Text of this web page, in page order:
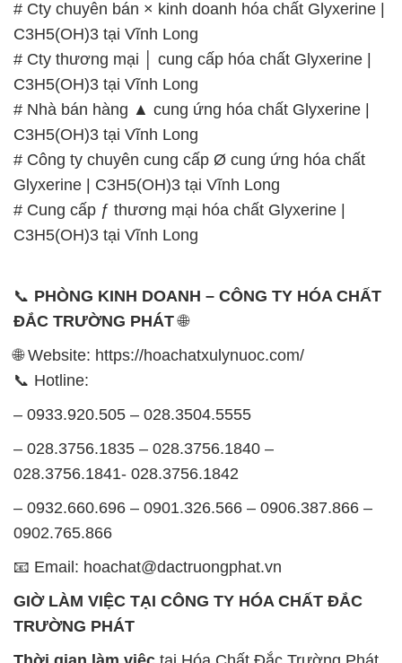
C3H5(OH)3 tại Vĩnh Long
📞PHÒNG KINH DOANH – CÔNG TY HÓA CHẤT
ĐẮC TRƯỜNG PHÁT
🌐 Website: https://hoachatxulynuoc.com/
📞 Hotline:
– 0933.920.505 – 028.3504.5555
– 028.3756.1835 – 028.3756.1840 –
– 0932.660.696 – 0901.326.566 – 0906.387.866 –
0902.765.866
📧 Email: hoachat@dactruongphat.vn
GIỜ LÀM VIỆC TẠI CÔNG TY HÓA CHẤT ĐẮC
TRƯỜNG PHÁT
Thời gian làm việctại Hóa Chất Đắc Trường Phát
được tổ chức như sau:
Thứ 2 đến thứ 6: Buổi sáng: từ 8h đến 11h – Buổi
chiều: từ 12h30 đến 17h
Thứ 7: Buổi sáng: từ 8h đến 11h – Buổi chiều: từ
Chủ nhật: Nghỉ chủ nhật hàng tuần
Chúng tôi rất trân trọng thời gian và cam kết tuân